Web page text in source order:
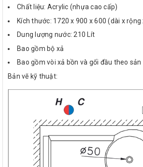
Chất liệu: Acrylic (nhựa cao cấp)
Kích thước: 1720 x 900 x 600 (dài x rộng
Dung lượng nước: 210 Lít
Bao gồm bộ xả
Bao gồm vòi xả bồn và gối đầu theo
Bản vẽ kỹ thuật: